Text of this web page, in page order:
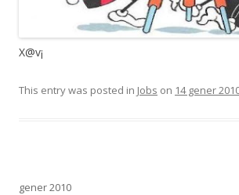
X@v¡
This entry was posted in Jobs on 14 gener
gener 2010